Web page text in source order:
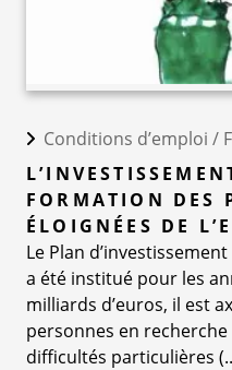
Conditions d’emploi /
FORMATION DES
ÉLOIGNÉES DE
Le Plan
a été institué pour les
milliards d’euros, il est
personnes en recherche
difficultés particulières